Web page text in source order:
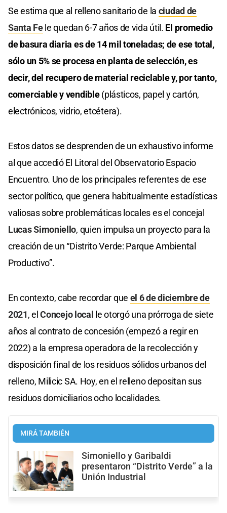
Se estima que al relleno sanitario de la ciudad de
Santa Fele quedan 6-7 años de vida útil. El promedio
de basura diaria es de 14 mil toneladas; de ese total,
sólo un 5% se procesa en planta de selección, es
decir, del recupero de material reciclable y, por tanto,
comerciable y vendible(plásticos, papel y cartón,
electrónicos, vidrio, etcétera).
Estos datos se desprenden de un exhaustivo informe
al que accedió El Litoral del Observatorio Espacio
Encuentro. Uno de los principales referentes de ese
sector político, que genera habitualmente estadísticas
valiosas sobre problemáticas locales es el concejal
Lucas Simoniello, quien impulsa un proyecto para la
creación de un “Distrito Verde: Parque Ambiental
Productivo”.
En contexto, cabe recordar que el 6 de diciembre de
2021, elConcejo local le otorgó una prórroga de siete
años al contrato de concesión (empezó a regir en
2022) a la empresa operadora de la recolección y
disposición final de los residuos sólidos urbanos del
relleno, Milicic SA. Hoy, en el relleno depositan sus
residuos domiciliarios ocho localidades.
MIRÁ TAMBIÉN
Simoniello y Garibaldi
presentaron “Distrito Verde” a la
Unión Industrial